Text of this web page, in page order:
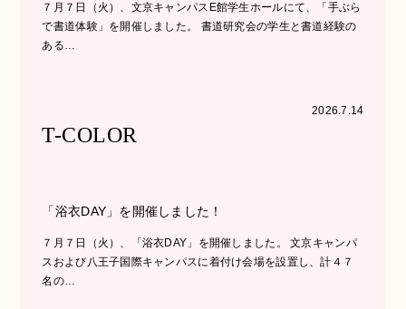
７月７日（火）、文京キャンパスE館学生ホールにて、「手ぶら
で書道体験」を開催しました。 書道研究会の学生と書道経験の
ある…
2026.7.14
T-COLOR
「浴衣DAY」を開催しました！
７月７日（火）、「浴衣DAY」を開催しました。 文京キャンパ
スおよび八王子国際キャンパスに着付け会場を設置し、計４７
名の…